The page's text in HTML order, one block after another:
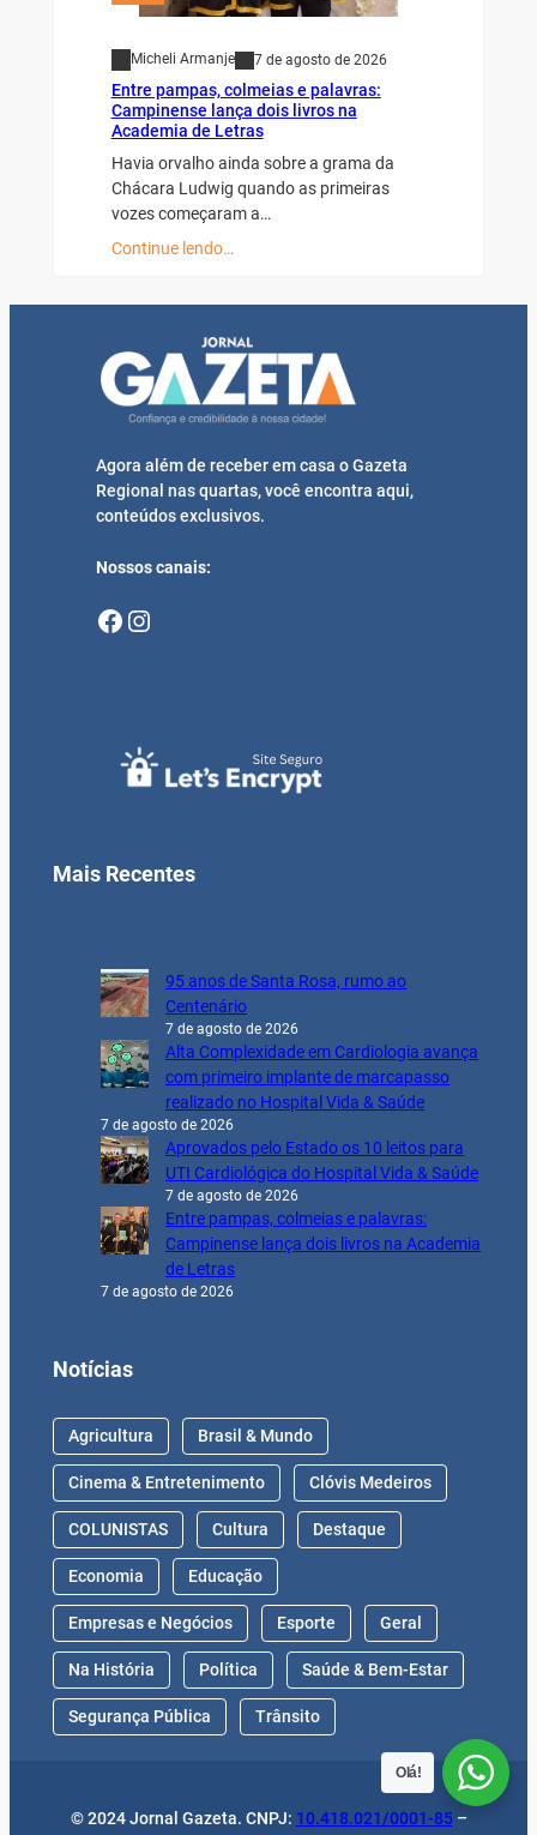
Micheli Armanje 7 de agosto de 2026
Entre pampas, colmeias e palavras:
Campinense lança dois livros na
Academia de Letras
Havia orvalho ainda sobre a grama da
Chácara Ludwig quando as primeiras
vozes começaram a…
Continue lendo…
Agora além de receber em casa o Gazeta
Regional nas quartas, você encontra aqui,
conteúdos exclusivos.
Nossos canais:
Facebook Instagram
Mais Recentes
95 anos de Santa Rosa, rumo ao
Centenário
7 de agosto de 2026
Alta Complexidade em Cardiologia avança
com primeiro implante de marcapasso
realizado no Hospital Vida & Saúde
7 de agosto de 2026
Aprovados pelo Estado os 10 leitos para
UTI Cardiológica do Hospital Vida & Saúde
7 de agosto de 2026
Entre pampas, colmeias e palavras:
Campinense lança dois livros na Academia
de Letras
7 de agosto de 2026
Notícias
Agricultura Brasil & Mundo
Cinema & Entretenimento Clóvis Medeiros
COLUNISTAS Cultura Destaque
Economia Educação
Empresas e Negócios Esporte Geral
Na História Política Saúde & Bem-Estar
Segurança Pública Trânsito
© 2024 Jornal Gazeta. CNPJ: 10.418.021/0001-85–
Olá!